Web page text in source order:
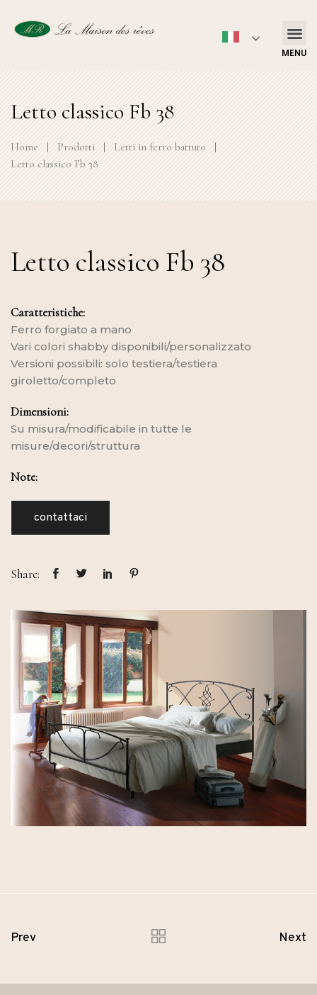
MENU
Letto classico Fb 38
Home | Prodotti | Letti in ferro battuto
|
Letto classico Fb 38
Letto classico Fb 38
Caratteristiche:
Ferro forgiato a mano
Vari colori shabby disponibili/personalizzato
Versioni possibili: solo testiera/testiera
giroletto/completo
Dimensioni:
Su misura/modificabile in tutte le
misure/decori/struttura
Note:
contattaci
Share:
Prev Next